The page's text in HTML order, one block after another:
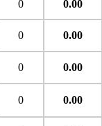
0 0.00
0 0.00
0 0.00
0 0.00